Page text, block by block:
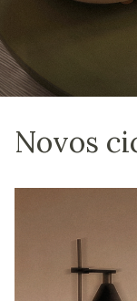
Novos